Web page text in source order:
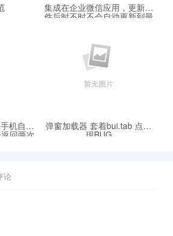
集成在企业微信应用，更新文
件后时不时不会自动更新到最
机自带
回两次
弹窗加载器 套着bui.tab 点出
现BUG
论